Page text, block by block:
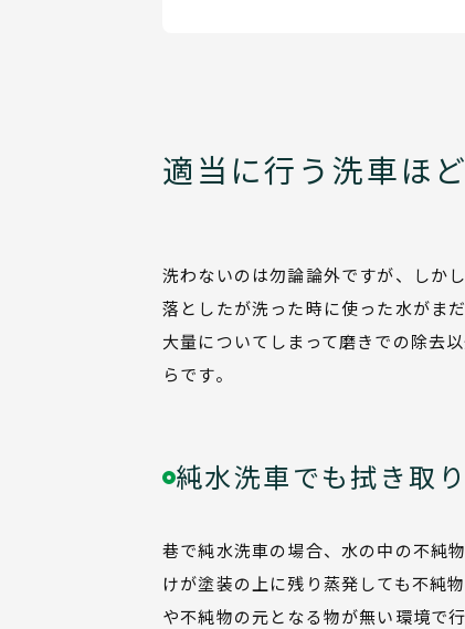
適当に行う洗車ほ
洗わないのは勿論論外ですが、しか
落としたが洗った時に使った水がま
大量についてしまって磨きでの除去
らです。
純水洗車でも拭き取り
巷で純水洗車の場合、水の中の不純
けが塗装の上に残り蒸発しても不純
や不純物の元となる物が無い環境で